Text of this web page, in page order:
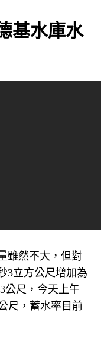
基水庫水
雖然不大，但對
3立方公尺增加為
公尺，今天上午
尺，蓄水率目前